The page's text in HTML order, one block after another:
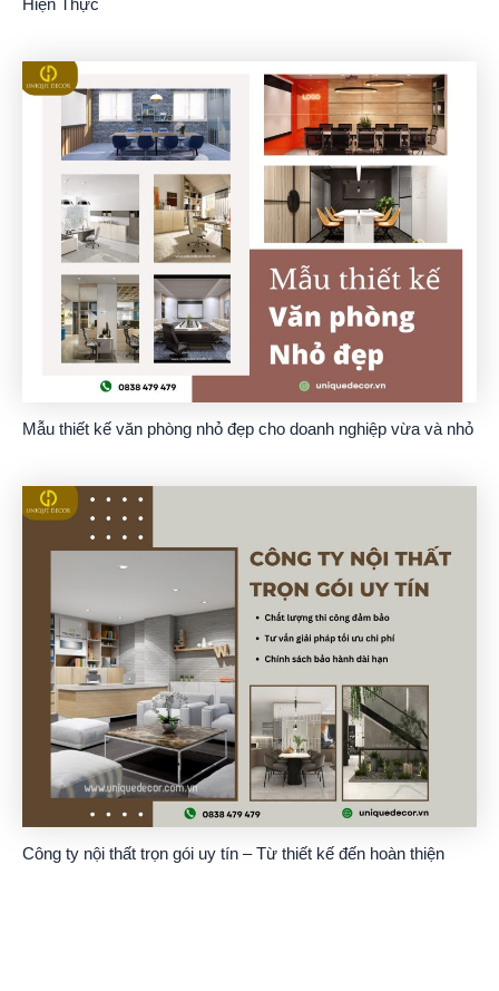
Hiện Thực
Mẫu thiết kế văn phòng nhỏ đẹp cho doanh nghiệp vừa và nhỏ
Công ty nội thất trọn gói uy tín – Từ thiết kế đến hoàn thiện